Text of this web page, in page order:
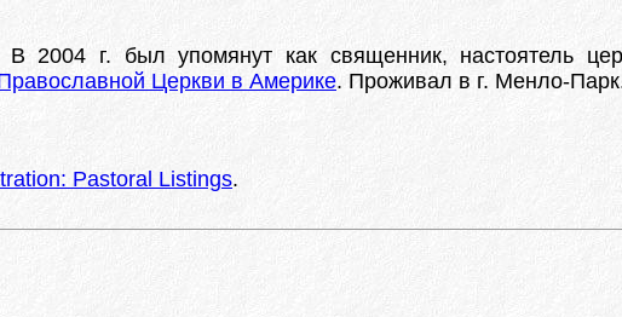
2004 г. был упомянут как священник, настоятель
Церкви в Америке. Проживал в г. Менло-
Pastoral Listings.